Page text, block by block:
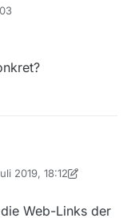
Problem mit Arte?
Du konkret?
2019, 18:12
Ein ehemaliger
Web-Links der